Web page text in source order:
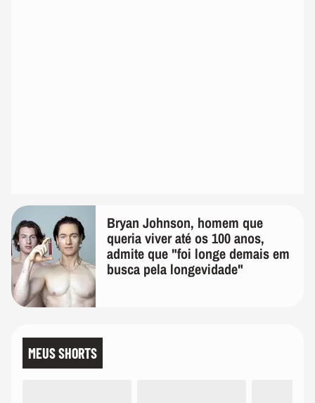
Bryan Johnson, homem que
queria viver até os 100 anos,
admite que "foi longe demais em
busca pela longevidade"
MEUS SHORTS